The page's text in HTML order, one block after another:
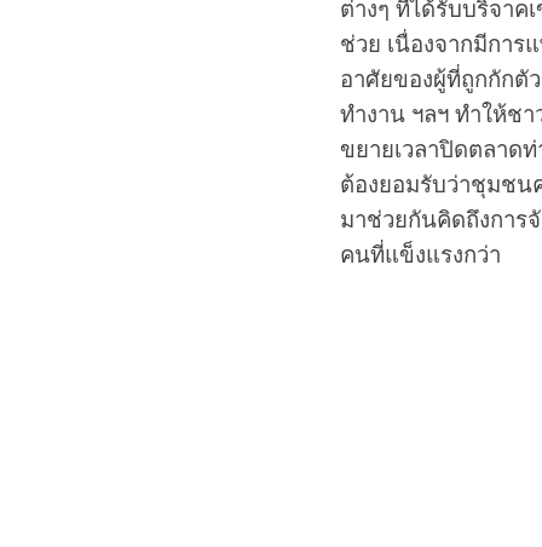
ต่างๆ ที่ได้รับบริจา
ช่วย เนื่องจากมีการ
อาศัยของผู้ที่ถูกกักตั
ทำงาน ฯลฯ ทำให้ช
ขยายเวลาปิดตลาด
ต้องยอมรับว่าชุมชน
มาช่วยกันคิดถึงการ
คนที่แข็งแรงกว่า